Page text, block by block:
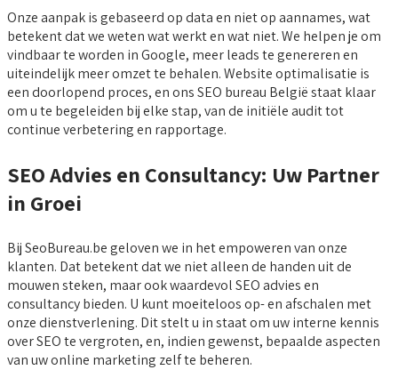
Onze aanpak is gebaseerd op data en niet op aannames, wat
betekent dat we weten wat werkt en wat niet. We helpen je om
vindbaar te worden in Google, meer leads te genereren en
uiteindelijk meer omzet te behalen. Website optimalisatie is
een doorlopend proces, en ons SEO bureau België staat klaar
om u te begeleiden bij elke stap, van de initiële audit tot
continue verbetering en rapportage.
SEO Advies en Consultancy: Uw Partner
in Groei
Bij SeoBureau.be geloven we in het empoweren van onze
klanten. Dat betekent dat we niet alleen de handen uit de
mouwen steken, maar ook waardevol SEO advies en
consultancy bieden. U kunt moeiteloos op- en afschalen met
onze dienstverlening. Dit stelt u in staat om uw interne kennis
over SEO te vergroten, en, indien gewenst, bepaalde aspecten
van uw online marketing zelf te beheren.